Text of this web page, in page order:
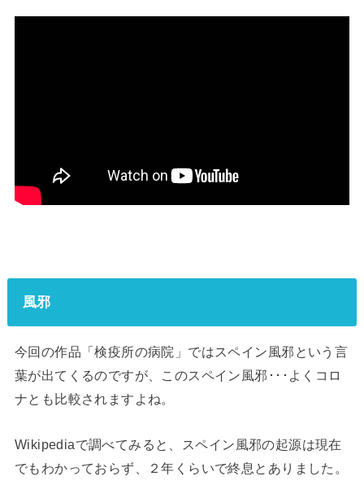
風邪
今回の作品「検疫所の病院」ではスペイン風邪という言
葉が出てくるのですが、このスペイン風邪･･･よくコロ
ナとも比較されますよね。
Wikipediaで調べてみると、スペイン風邪の起源は現在
でもわかっておらず、２年くらいで終息とありました。